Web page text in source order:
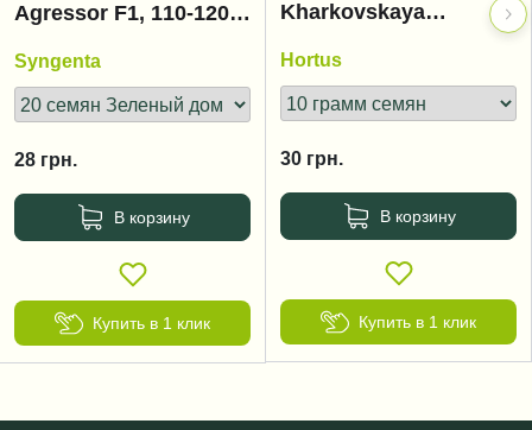
Agressor F1, 110-120
Syngenta
28 грн.
В корзину
Купить в 1 клик
Kharkovskaya
Hortus
30 грн.
В корзину
Купить в 1 клик